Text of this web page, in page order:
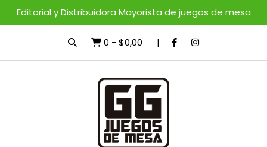
Editorial y Distribuidora Mayorista de juegos de mesa
0 - $0,00